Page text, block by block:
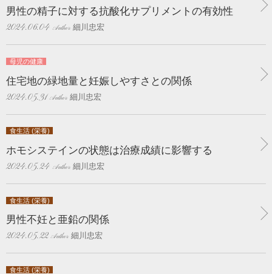
男性の精子に対する抗酸化サプリメントの有効性
2024.06.04 細川忠宏
母児の健康
住宅地の緑地量と妊娠しやすさとの関係
2024.05.31 細川忠宏
食生活 (栄養)
ホモシステインの状態は治療成績に影響する
2024.05.24 細川忠宏
食生活 (栄養)
男性不妊と亜鉛の関係
2024.05.22 細川忠宏
食生活 (栄養)